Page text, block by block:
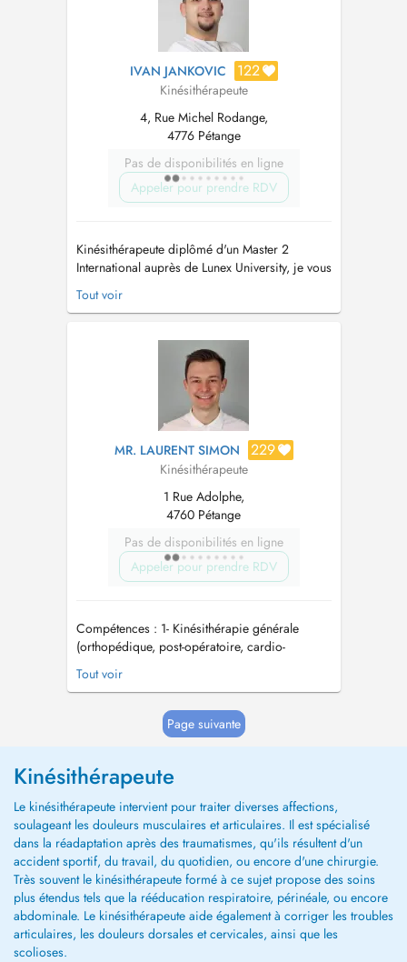
IVAN JANKOVIC 122
Kinésithérapeute
4, Rue Michel Rodange,
4776 Pétange
Pas de disponibilités en ligne
Appeler pour prendre RDV
Kinésithérapeute diplômé d'un Master 2
International auprès de Lunex University, je vous
Rodange, à Pétange. Je mets tout en œuvre
globale, individualisée et adaptée, basée sur
les données scientifiques les plus ...
Tout voir
MR. LAURENT SIMON 229
Kinésithérapeute
1 Rue Adolphe,
4760 Pétange
Pas de disponibilités en ligne
Appeler pour prendre RDV
Compétences : 1- Kinésithérapie générale
(orthopédique, post-opératoire, cardio-
nouveau-né, ...) 2- Kinésithérapie du sport 3-
mobilisations articulaires vertébrales et
périphériques * Te...
Tout voir
Page suivante
Kinésithérapeute
Le kinésithérapeute intervient pour traiter diverses affections,
soulageant les douleurs musculaires et articulaires. Il est spécialisé
dans la réadaptation après des traumatismes, qu'ils résultent d'un
accident sportif, du travail, du quotidien, ou encore d'une chirurgie.
Très souvent le kinésithérapeute formé à ce sujet propose des soins
plus étendus tels que la rééducation respiratoire, périnéale, ou encore
abdominale. Le kinésithérapeute aide également à corriger les troubles
articulaires, les douleurs dorsales et cervicales, ainsi que les
scolioses.